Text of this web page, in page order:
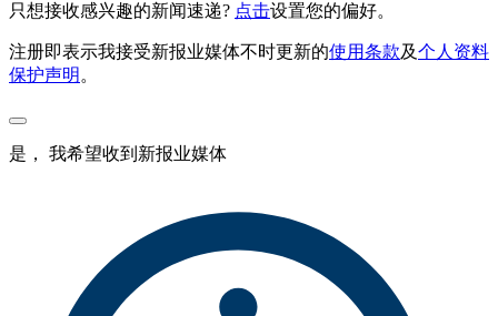
只想接收感兴趣的新闻速递? 点击设置您的偏好。
注册即表示我接受新报业媒体不时更新的使用条款及个人资料
保护声明 。
是， 我希望收到新报业媒体